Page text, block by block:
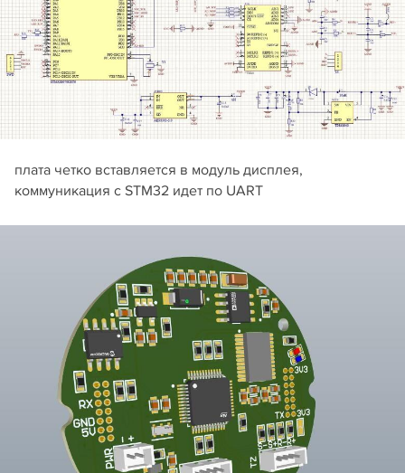
плата четко вставляется в модуль дисплея,
коммуникация с STM32 идет по UART